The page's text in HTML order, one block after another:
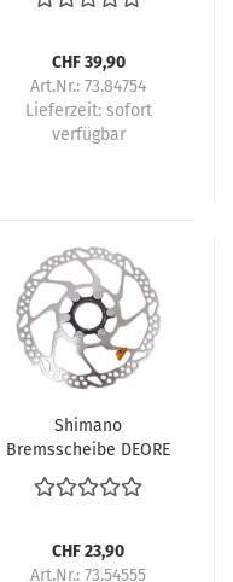
CHF 39,90
Art.Nr.: 73.84754
Lieferzeit: sofort
verfügbar
Shimano
Bremsscheibe DEORE
SM-RT54 180 mm
Center-Lock
CHF 23,90
Art.Nr.: 73.54555